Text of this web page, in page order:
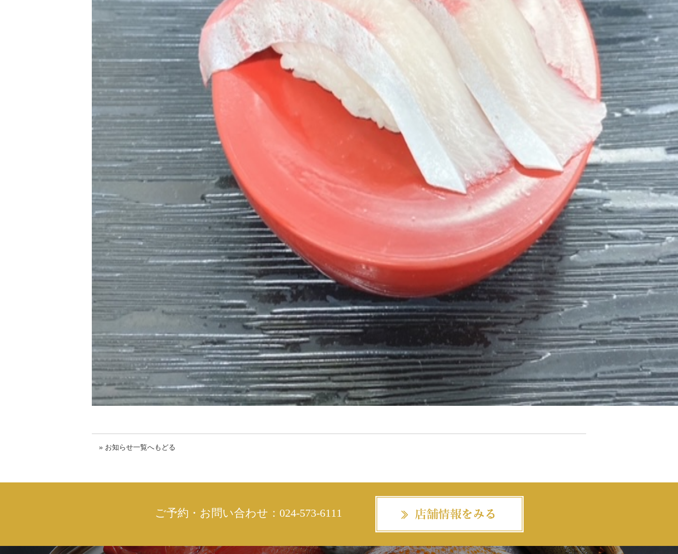
» お知らせ一覧へもどる
ご予約・お問い合わせ： 024-573-6111